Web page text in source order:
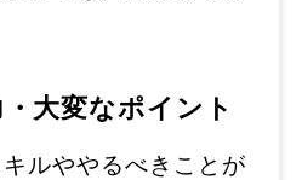
大変なポイント
ルややるべきことが